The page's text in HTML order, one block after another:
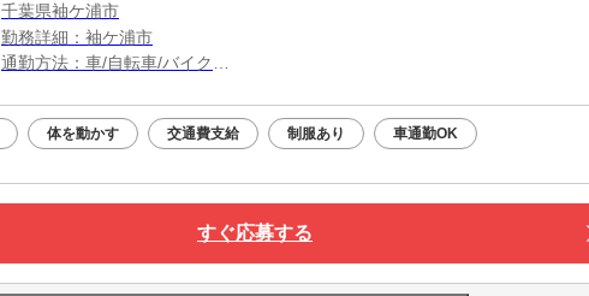
千葉県袖ケ浦市
勤務詳細：袖ケ浦市
通勤方法：車/自転車/バイク
※構内の駐車場無料利用OK
体を動かす 交通費支給 制服あり 車通勤OK
すぐ応募する